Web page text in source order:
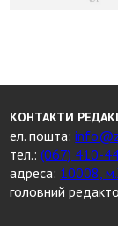
КОНТАКТИ
ел. пошта:
тел.:(067) 410-
адреса: 10008,
головний